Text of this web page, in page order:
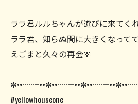
ララ君ルルちゃんが遊びに来てく
ララ君、知らぬ間に大きくなって
えごまと久々の再会🫶
#yellowhouseone